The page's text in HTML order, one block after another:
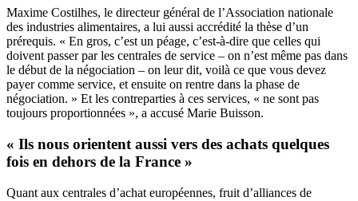
Maxime Costilhes, le directeur général de l’Association nationale
des industries alimentaires, a lui aussi accrédité la thèse d’un
prérequis. « En gros, c’est un péage, c’est-à-dire que celles qui
doivent passer par les centrales de service – on n’est même pas dans
le début de la négociation – on leur dit, voilà ce que vous devez
payer comme service, et ensuite on rentre dans la phase de
négociation. » Et les contreparties à ces services, « ne sont pas
toujours proportionnées », a accusé Marie Buisson.
« Ils nous orientent aussi vers des achats quelques
fois en dehors de la France »
Quant aux centrales d’achat européennes, fruit d’alliances de